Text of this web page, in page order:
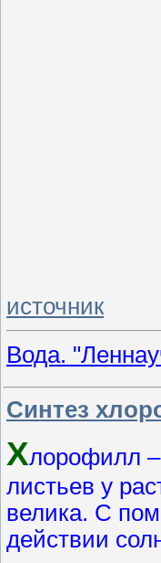
источник
Вода.
Синтез
Хлорофилл –
листьев у
велика. С
действии